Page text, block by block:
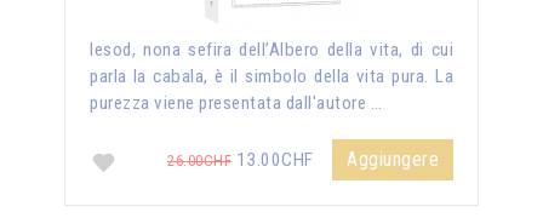
Iesod, nona sefira dell’Albero della vita, di cui
parla la cabala, è il simbolo della vita pura. La
purezza viene presentata dall'autore …
26.00CHF 13.00CHF Aggiungere